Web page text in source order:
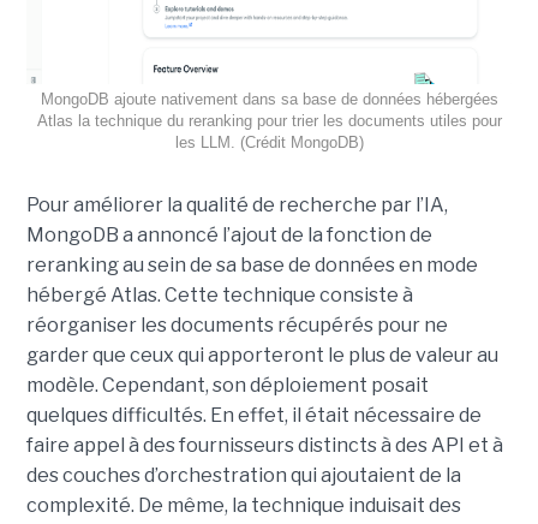
MongoDB ajoute nativement dans sa base de données hébergées
Atlas la technique du reranking pour trier les documents utiles pour
les LLM. (Crédit MongoDB)
Pour améliorer la qualité de recherche par l’IA,
MongoDB a annoncé l’ajout de la fonction de
reranking au sein de sa base de données en mode
hébergé Atlas. Cette technique consiste à
réorganiser les documents récupérés pour ne
garder que ceux qui apporteront le plus de valeur au
modèle. Cependant, son déploiement posait
quelques difficultés. En effet, il était nécessaire de
faire appel à des fournisseurs distincts à des API et à
des couches d’orchestration qui ajoutaient de la
complexité. De même, la technique induisait des